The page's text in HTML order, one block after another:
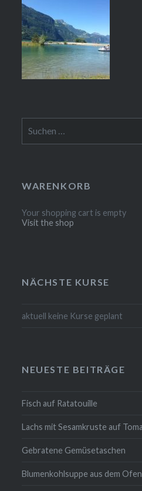
nach:
WARENKORB
Your shopping cart is empty
Visit the shop
NÄCHSTE KURSE
aktuell keine Kurse geplant
NEUESTE BEITRÄGE
Fisch auf Ratatouille
Lachs mit Sesamkruste auf
Gebratene Gemüsetaschen
Blumenkohlsuppe aus dem Ofen